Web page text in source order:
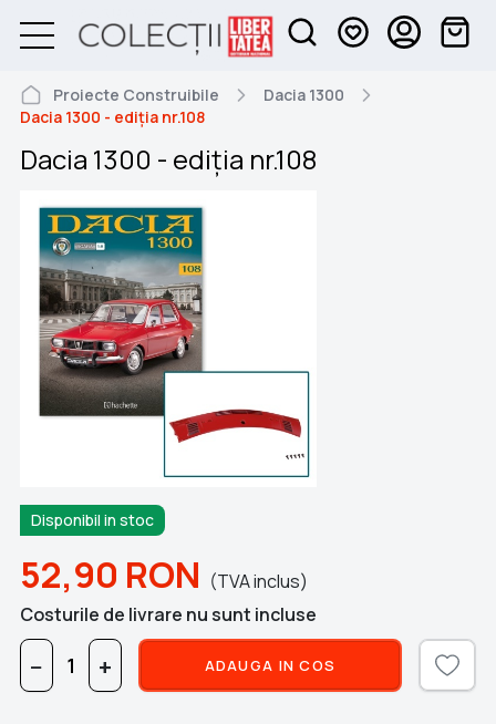
Proiecte Construibile
Dacia 1300
Dacia 1300 - ediția nr.108
Dacia 1300 - ediția nr.108
Disponibil in stoc
52,90 RON (TVA inclus)
Costurile de livrare nu sunt incluse
− + ADAUGA IN COS